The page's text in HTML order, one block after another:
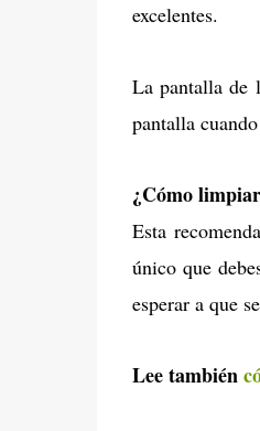
excelentes.
La pantalla de
pantalla
¿Cómo
Esta
único que
esperar a que
Lee también